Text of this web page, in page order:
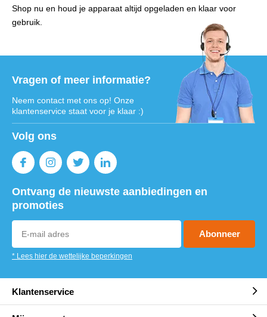
Shop nu en houd je apparaat altijd opgeladen en klaar voor
gebruik.
Vragen of meer informatie?
Neem contact met ons op! Onze
klantenservice staat voor je klaar :)
Volg ons
Ontvang de nieuwste aanbiedingen en
promoties
Abonneer
* Lees hier de wettelijke beperkingen
Klantenservice